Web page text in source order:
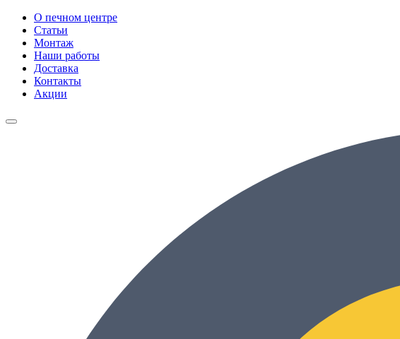
О печном центре
Статьи
Монтаж
Наши работы
Доставка
Контакты
Акции